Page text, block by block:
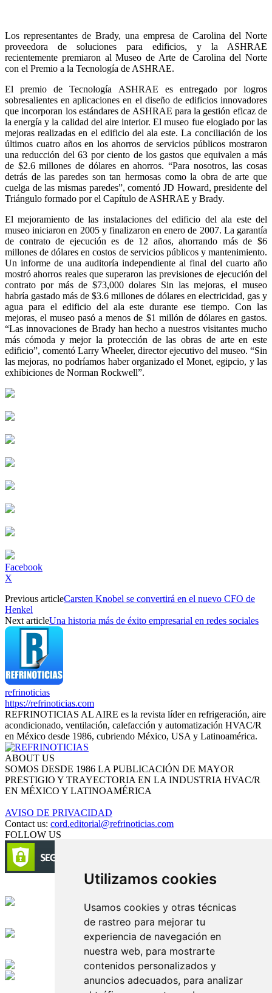
Utilizamos cookies
Usamos cookies y otras técnicas
de rastreo para mejorar tu
experiencia de navegación en
nuestra web, para mostrarte
contenidos personalizados y
anuncios adecuados, para analizar
Los representantes de Brady, una empresa de Carolina del Norte
proveedora de soluciones para edificios, y la ASHRAE
recientemente premiaron al Museo de Arte de Carolina del Norte
con el Premio a la Tecnología de ASHRAE.
El premio de Tecnología ASHRAE es entregado por logros
sobresalientes en aplicaciones en el diseño de edificios innovadores
que incorporan los estándares de ASHRAE para la gestión eficaz de
la energía y la calidad del aire interior. El museo fue elogiado por las
mejoras realizadas en el edificio del ala este. La conciliación de los
últimos cuatro años en los ahorros de servicios públicos mostraron
una reducción del 63 por ciento de los gastos que equivalen a más
de $2.6 millones de dólares en ahorros. “Para nosotros, las cosas
detrás de las paredes son tan hermosas como la obra de arte que
cuelga de las mismas paredes”, comentó JD Howard, presidente del
Triángulo formado por el Capítulo de ASHRAE y Brady.
El mejoramiento de las instalaciones del edificio del ala este del
museo iniciaron en 2005 y finalizaron en enero de 2007. La garantía
de contrato de ejecución es de 12 años, ahorrando más de $6
millones de dólares en costos de servicios públicos y mantenimiento.
Un informe de una auditoría independiente al final del cuarto año
mostró ahorros reales que superaron las previsiones de ejecución del
contrato por más de $73,000 dolares Sin las mejoras, el museo
habría gastado más de $3.6 millones de dólares en electricidad, gas y
agua para el edificio del ala este durante ese tiempo. Con las
mejoras, el museo pasó a menos de $1 millón de dólares en gastos.
“Las innovaciones de Brady han hecho a nuestros visitantes mucho
más cómoda y mejor la protección de las obras de arte en este
edificio”, comentó Larry Wheeler, director ejecutivo del museo. “Sin
las mejoras, no podríamos haber organizado el Monet, egipcio, y las
exhibiciones de Norman Rockwell”.
Facebook
X
Previous articleCarsten Knobel se convertirá en el nuevo CFO de
Henkel
Next articleUna historia más de éxito empresarial en redes sociales
refrinoticias
https://refrinoticias.com
REFRINOTICIAS AL AIRE es la revista líder en refrigeración, aire
acondicionado, ventilación, calefacción y automatización HVAC/R
en México desde 1986, cubriendo México, USA y Latinoamérica.
ABOUT US
SOMOS DESDE 1986 LA PUBLICACIÓN DE MAYOR
PRESTIGIO Y TRAYECTORIA EN LA INDUSTRIA HVAC/R
EN MÉXICO Y LATINOAMÉRICA
AVISO DE PRIVACIDAD
Contact us: cord.editorial@refrinoticias.com
FOLLOW US
Edición digital con tecnología
Playa Revolcadero 222 Col. Reforma Iztaccihuatl Norte C.P. 08810